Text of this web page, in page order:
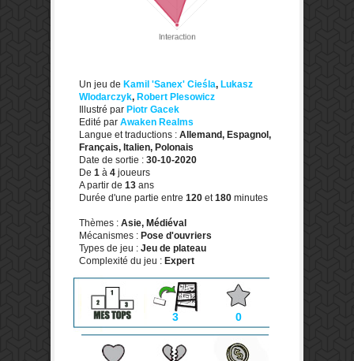
Un jeu de Kamil 'Sanex' Cieśla, Lukasz
Wlodarczyk, Robert Plesowicz
Illustré par Piotr Gacek
Edité par Awaken Realms
Langue et traductions : Allemand, Espagnol,
Français, Italien, Polonais
Date de sortie : 30-10-2020
De 1 à 4 joueurs
A partir de 13 ans
Durée d'une partie entre 120 et180 minutes
Thèmes : Asie, Médiéval
Mécanismes : Pose d'ouvriers
Types de jeu : Jeu de plateau
Complexité du jeu : Expert
3 0